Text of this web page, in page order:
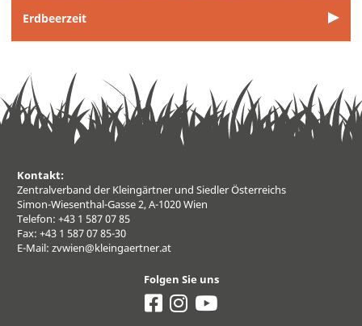
Erdbeerzeit
Kontakt:
Zentralverband der Kleingärtner und Siedler Österreichs
Simon-Wiesenthal-Gasse 2, A-1020 Wien
Telefon: +43 1 587 07 85
Fax: +43 1 587 07 85-30
E-Mail: zvwien@kleingaertner.at
Folgen Sie uns